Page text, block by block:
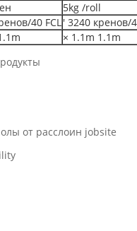
5kg /roll
40 FCL′ 3240 кренов/
× 1.1m 1.1m
от расслоин jobsite